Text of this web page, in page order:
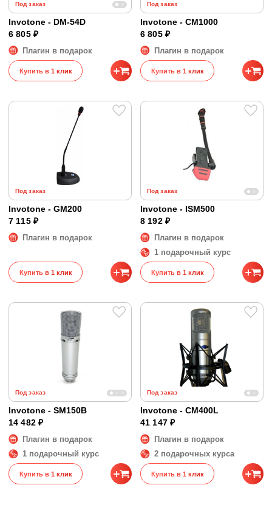
Под заказ
Invotone - DM-54D
6 805 ₽
Плагин в подарок
Купить в 1 клик
Под заказ
Invotone - CM1000
6 805 ₽
Плагин в подарок
Купить в 1 клик
Под заказ
Invotone - GM200
7 115 ₽
Плагин в подарок
Купить в 1 клик
Под заказ
Invotone - ISM500
8 192 ₽
Плагин в подарок
1 подарочный курс
Купить в 1 клик
Под заказ
Invotone - SM150B
14 482 ₽
Плагин в подарок
1 подарочный курс
Купить в 1 клик
Под заказ
Invotone - CM400L
41 147 ₽
Плагин в подарок
2 подарочных курса
Купить в 1 клик